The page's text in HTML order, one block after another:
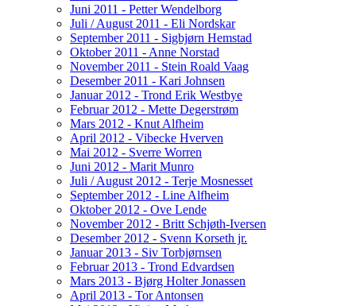
Juni 2011 - Petter Wendelborg
Juli / August 2011 - Eli Nordskar
September 2011 - Sigbjørn Hemstad
Oktober 2011 - Anne Norstad
November 2011 - Stein Roald Vaag
Desember 2011 - Kari Johnsen
Januar 2012 - Trond Erik Westbye
Februar 2012 - Mette Degerstrøm
Mars 2012 - Knut Alfheim
April 2012 - Vibecke Hverven
Mai 2012 - Sverre Worren
Juni 2012 - Marit Munro
Juli / August 2012 - Terje Mosnesset
September 2012 - Line Alfheim
Oktober 2012 - Ove Lende
November 2012 - Britt Schjøth-Iversen
Desember 2012 - Svenn Korseth jr.
Januar 2013 - Siv Torbjørnsen
Februar 2013 - Trond Edvardsen
Mars 2013 - Bjørg Holter Jonassen
April 2013 - Tor Antonsen